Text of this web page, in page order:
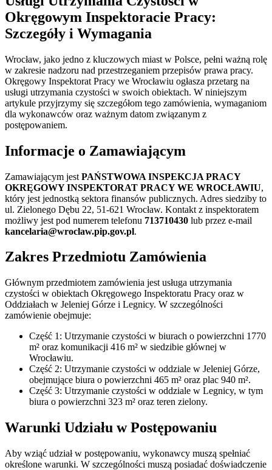
Okręgowym Inspektoracie Pracy:
Szczegóły i Wymagania
Wrocław, jako jedno z kluczowych miast w Polsce, pełni ważną rolę
w zakresie nadzoru nad przestrzeganiem przepisów prawa pracy.
Okręgowy Inspektorat Pracy we Wrocławiu ogłasza przetarg na
usługi utrzymania czystości w swoich obiektach. W niniejszym
artykule przyjrzymy się szczegółom tego zamówienia, wymaganiom
dla wykonawców oraz ważnym datom związanym z
postępowaniem.
Informacje o Zamawiającym
Zamawiającym jest PAŃSTWOWA INSPEKCJA PRACY
OKRĘGOWY INSPEKTORAT PRACY WE WROCŁAWIU,
który jest jednostką sektora finansów publicznych. Adres siedziby to
ul. Zielonego Dębu 22, 51-621 Wrocław. Kontakt z inspektoratem
możliwy jest pod numerem telefonu 713710430 lub przez e-mail
kancelaria@wroclaw.pip.gov.pl.
Zakres Przedmiotu Zamówienia
Głównym przedmiotem zamówienia jest usługa utrzymania
czystości w obiektach Okręgowego Inspektoratu Pracy oraz w
Oddziałach w Jeleniej Górze i Legnicy. W szczególności
zamówienie obejmuje:
Część 1: Utrzymanie czystości w biurach o powierzchni 1770
m² oraz komunikacji 416 m² w siedzibie głównej w
Wrocławiu.
Część 2: Utrzymanie czystości w oddziale w Jeleniej Górze,
obejmujące biura o powierzchni 465 m² oraz plac 940 m².
Część 3: Utrzymanie czystości w oddziale w Legnicy, w tym
biura o powierzchni 323 m² oraz teren zielony.
Warunki Udziału w Postępowaniu
Aby wziąć udział w postępowaniu, wykonawcy muszą spełniać
określone warunki. W szczególności muszą posiadać doświadczenie